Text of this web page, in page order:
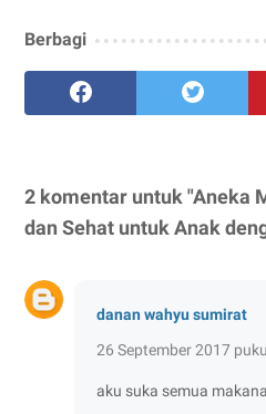
Berbagi
2 komentar untuk "Aneka
dan Sehat untuk Anak
danan wahyu sumirat
26 September 2017
aku suka semua